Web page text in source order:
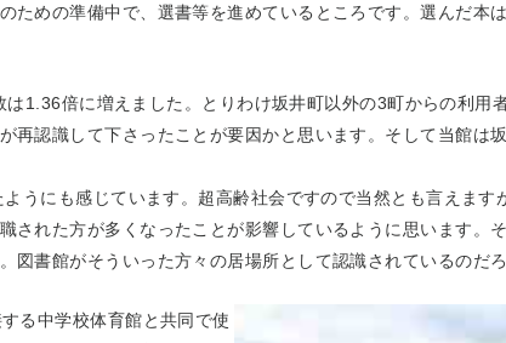
ための準備中で、選書等を進めているところです。選んだ本
1.36倍に増えました。とりわけ坂井町以外の3町からの利用
再認識して下さったことが要因かと思います。そして当館は
うにも感じています。超高齢社会ですので当然とも言えま
された方が多くなったことが影響しているように思います。
図書館がそういった方々の居場所として認識されているのだ
る中学校体育館と共同で使